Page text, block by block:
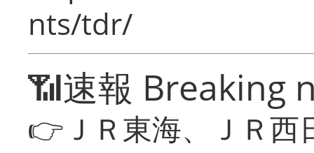
nts/tdr/
📶速報 Breaking
👉ＪＲ東海、ＪＲ